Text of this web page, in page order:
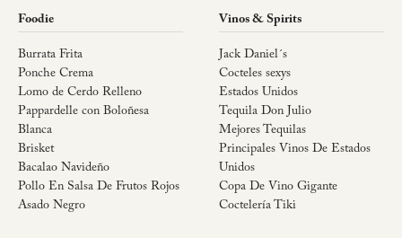
Foodie
Burrata Frita
Ponche Crema
Lomo de Cerdo Relleno
Pappardelle con Boloñesa
Blanca
Brisket
Bacalao Navideño
Pollo En Salsa De Frutos Rojos
Asado Negro
Vinos & Spirits
Jack Daniel´s
Cocteles sexys
Estados Unidos
Tequila Don Julio
Mejores Tequilas
Principales Vinos De Estados
Unidos
Copa De Vino Gigante
Coctelería Tiki